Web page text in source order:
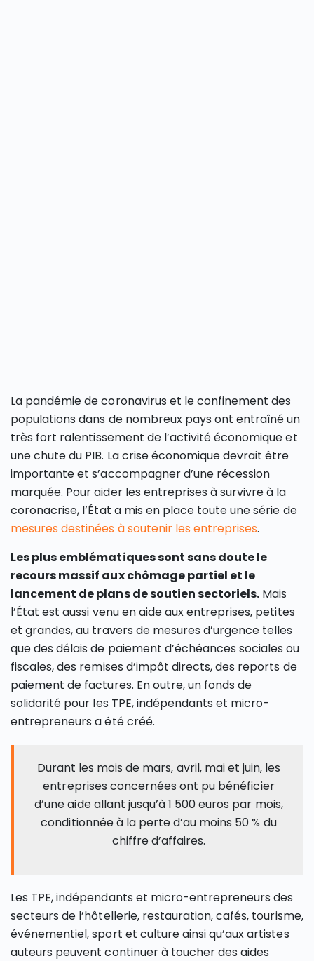
La pandémie de coronavirus et le confinement des
populations dans de nombreux pays ont entraîné un
très fort ralentissement de l’activité économique et
une chute du PIB. La crise économique devrait être
importante et s’accompagner d’une récession
marquée. Pour aider les entreprises à survivre à la
coronacrise, l’État a mis en place toute une série de
mesures destinées à soutenir les entreprises.
Les plus emblématiques sont sans doute le
recours massif aux chômage partiel et le
lancement de plans de soutien sectoriels. Mais
l’État est aussi venu en aide aux entreprises, petites
et grandes, au travers de mesures d’urgence telles
que des délais de paiement d’échéances sociales ou
fiscales, des remises d’impôt directs, des reports de
paiement de factures. En outre, un fonds de
solidarité pour les TPE, indépendants et micro-
entrepreneurs a été créé.
Durant les mois de mars, avril, mai et juin, les
entreprises concernées ont pu bénéficier
d’une aide allant jusqu’à 1 500 euros par mois,
conditionnée à la perte d’au moins 50 % du
chiffre d’affaires.
Les TPE, indépendants et micro-entrepreneurs des
secteurs de l’hôtellerie, restauration, cafés, tourisme,
événementiel, sport et culture ainsi qu’aux artistes
auteurs peuvent continuer à toucher des aides